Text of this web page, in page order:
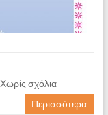
Χωρίς σχόλια
Περισσότερα